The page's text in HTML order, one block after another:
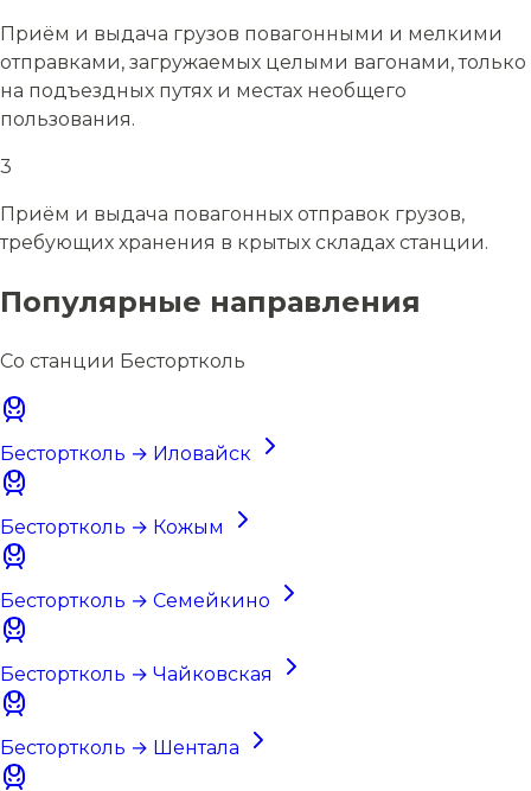
Приём и выдача грузов повагонными и мелкими
отправками, загружаемых целыми вагонами, только
на подъездных путях и местах необщего
пользования.
3
Приём и выдача повагонных отправок грузов,
требующих хранения в крытых складах станции.
Популярные направления
Со станции Бестортколь
Бестортколь → Иловайск
Бестортколь → Кожым
Бестортколь → Семейкино
Бестортколь → Чайковская
Бестортколь → Шентала